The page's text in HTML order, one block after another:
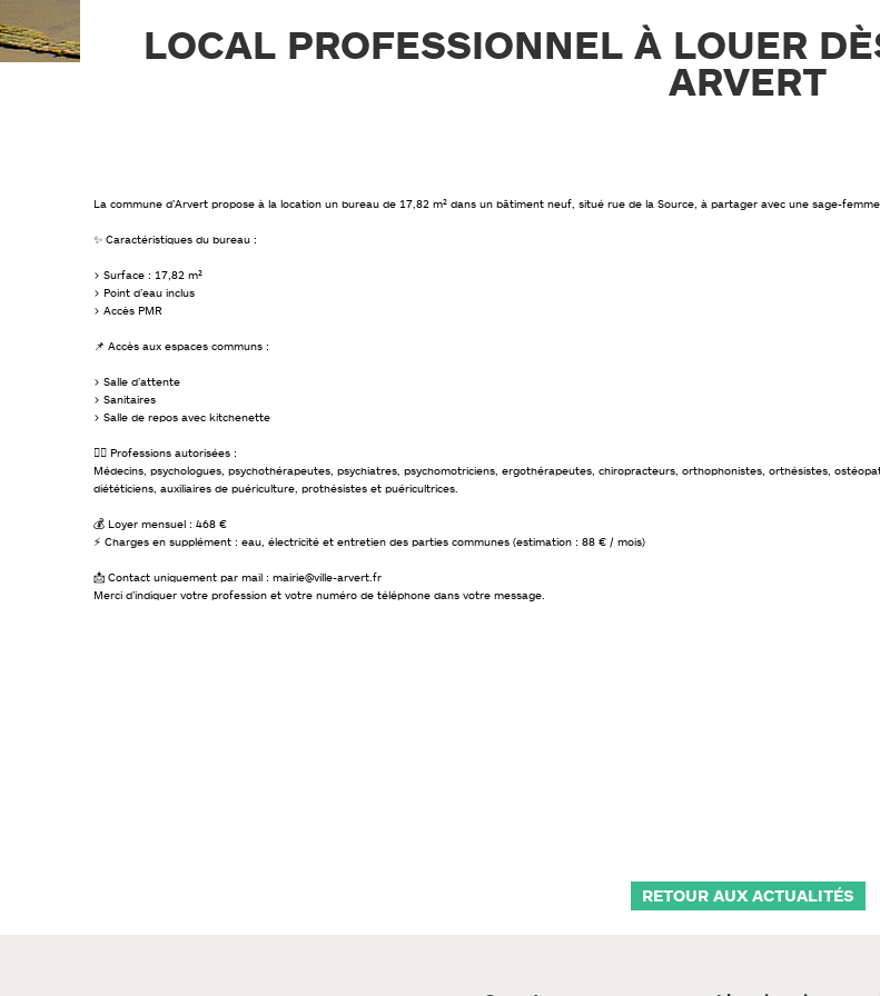
GESTIONS DES EAUX PLUVIALES
LOCAL PROFESSIONNEL À LOUER
ARVERT
La commune d’Arvert propose à la location un bureau de 17,82 m² dans un bâtiment neuf, situé rue de la Source, à partager avec une sage-femme.
✨ Caractéristiques du bureau :
> Surface : 17,82 m²
> Point d’eau inclus
> Accès PMR
📌 Accès aux espaces communs :
> Salle d’attente
> Sanitaires
> Salle de repos avec kitchenette
👩‍⚕️ Professions autorisées :
Médecins, psychologues, psychothérapeutes, psychiatres, psychomotriciens, ergothérapeutes, chiropracteurs, orthophonistes, orthésistes,
diététiciens, auxiliaires de puériculture, prothésistes et puéricultrices.
💰 Loyer mensuel : 468 €
⚡ Charges en supplément : eau, électricité et entretien des parties communes (estimation : 88 € / mois)
📩 Contact uniquement par mail : mairie@ville-arvert.fr
Merci d’indiquer votre profession et votre numéro de téléphone dans votre message.
RETOUR AUX ACTUALITÉS